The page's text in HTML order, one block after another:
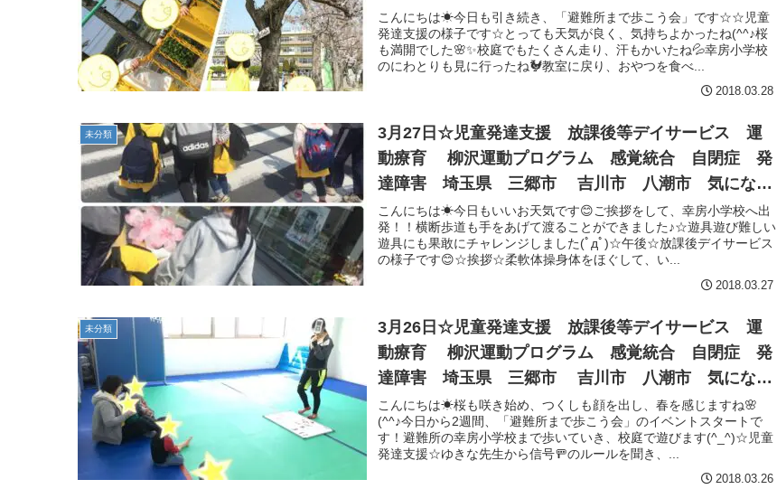
子
こんにちは☀今日も引き続き、「避難所まで歩こう会」です☆☆児童
発達支援の様子です☆とっても天気が良く、気持ちよかったね(^^♪桜
も満開でした🌸✨校庭でもたくさん走り、汗もかいたね💦幸房小学校
のにわとりも見に行ったね🐓教室に戻り、おやつを食べ...
2018.03.28
未分類
3月27日☆児童発達支援 放課後等デイサービス 運
動療育 柳沢運動プログラム 感覚統合 自閉症 発
達障害 埼玉県 三郷市 吉川市 八潮市 気になる
子
こんにちは☀今日もいいお天気です😊ご挨拶をして、幸房小学校へ出
発！！横断歩道も手をあげて渡ることができました♪☆遊具遊び難しい
遊具にも果敢にチャレンジしました(ﾟдﾟ)☆午後☆放課後デイサービス
の様子です😊☆挨拶☆柔軟体操身体をほぐして、い...
2018.03.27
未分類
3月26日☆児童発達支援 放課後等デイサービス 運
動療育 柳沢運動プログラム 感覚統合 自閉症 発
達障害 埼玉県 三郷市 吉川市 八潮市 気になる
子
こんにちは☀桜も咲き始め、つくしも顔を出し、春を感じますね🌸
(^^♪今日から2週間、「避難所まで歩こう会」のイベントスタートで
す！避難所の幸房小学校まで歩いていき、校庭で遊びます(^_^)☆児童
発達支援☆ゆきな先生から信号🚥のルールを聞き、...
2018.03.26